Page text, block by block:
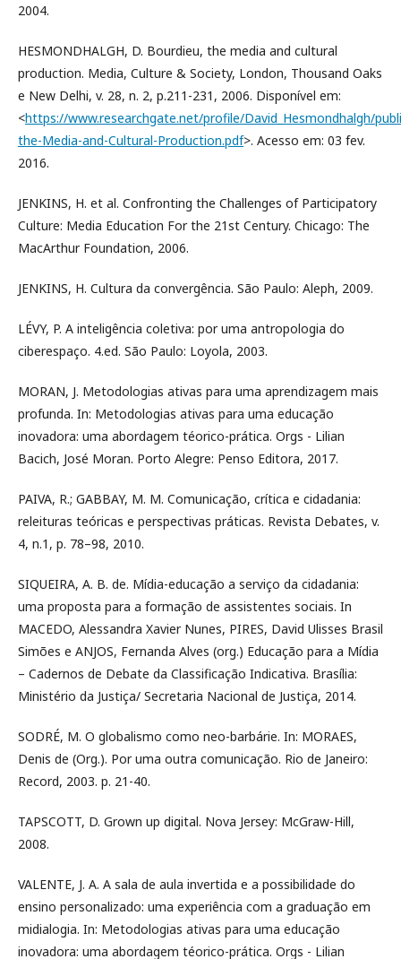
2004.
HESMONDHALGH, D. Bourdieu, the media and cultural
production. Media, Culture & Society, London, Thousand Oaks
e New Delhi, v. 28, n. 2, p.211-231, 2006. Disponível em:
<https://www.researchgate.net/profile/David_Hesmondhalgh/
the-Media-and-Cultural-Production.pdf>. Acesso em: 03 fev.
2016.
JENKINS, H. et al. Confronting the Challenges of Participatory
Culture: Media Education For the 21st Century. Chicago: The
MacArthur Foundation, 2006.
JENKINS, H. Cultura da convergência. São Paulo: Aleph, 2009.
LÉVY, P. A inteligência coletiva: por uma antropologia do
ciberespaço. 4.ed. São Paulo: Loyola, 2003.
MORAN, J. Metodologias ativas para uma aprendizagem mais
profunda. In: Metodologias ativas para uma educação
inovadora: uma abordagem téorico-prática. Orgs - Lilian
Bacich, José Moran. Porto Alegre: Penso Editora, 2017.
PAIVA, R.; GABBAY, M. M. Comunicação, crítica e cidadania:
releituras teóricas e perspectivas práticas. Revista Debates, v.
4, n.1, p. 78–98, 2010.
SIQUEIRA, A. B. de. Mídia-educação a serviço da cidadania:
uma proposta para a formação de assistentes sociais. In
MACEDO, Alessandra Xavier Nunes, PIRES, David Ulisses Brasil
Simões e ANJOS, Fernanda Alves (org.) Educação para a Mídia
– Cadernos de Debate da Classificação Indicativa. Brasília:
Ministério da Justiça/ Secretaria Nacional de Justiça, 2014.
SODRÉ, M. O globalismo como neo-barbárie. In: MORAES,
Denis de (Org.). Por uma outra comunicação. Rio de Janeiro:
Record, 2003. p. 21-40.
TAPSCOTT, D. Grown up digital. Nova Jersey: McGraw-Hill,
2008.
VALENTE, J. A. A sala de aula invertida e a possibilidade do
ensino personalizado: uma experiência com a graduação em
midialogia. In: Metodologias ativas para uma educação
inovadora: uma abordagem téorico-prática. Orgs - Lilian